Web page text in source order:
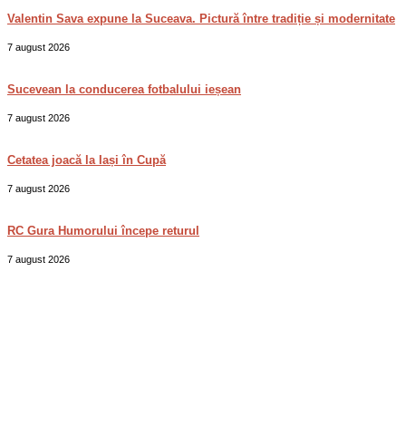
Valentin Sava expune la Suceava. Pictură între tradiție și modernitate
7 august 2026
Sucevean la conducerea fotbalului ieșean
7 august 2026
Cetatea joacă la Iași în Cupă
7 august 2026
RC Gura Humorului începe returul
7 august 2026